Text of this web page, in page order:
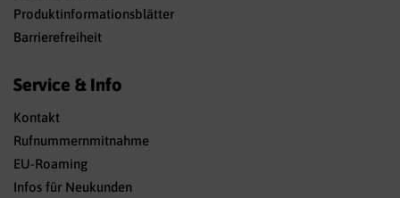
Produktinformationsblätter
Barrierefreiheit
Service & Info
Kontakt
Rufnummernmitnahme
EU-Roaming
Infos für Neukunden